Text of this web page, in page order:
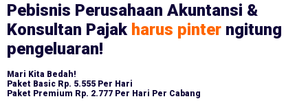
Pebisnis Perusahaan Akuntansi &
Konsultan Pajak harus pinter ngitung
pengeluaran!
Mari Kita Bedah!
Paket Basic Rp. 5.555 Per Hari
Paket Premium Rp. 2.777 Per Hari Per Cabang